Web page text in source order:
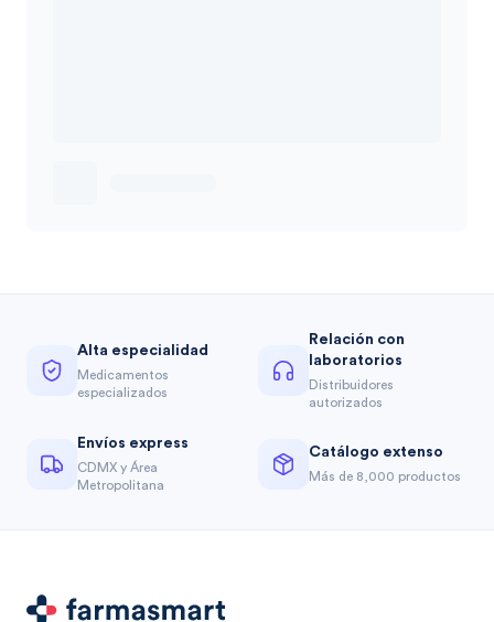
Alta especialidad
Medicamentos
especializados
Relación con
laboratorios
Distribuidores
autorizados
Envíos express
CDMX y Área
Metropolitana
Catálogo extenso
Más de 8,000 productos